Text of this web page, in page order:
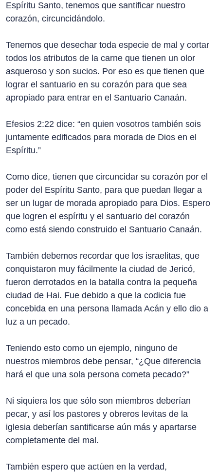
Espíritu Santo, tenemos que santificar nuestro
corazón, circuncidándolo.
Tenemos que desechar toda especie de mal y cortar
todos los atributos de la carne que tienen un olor
asqueroso y son sucios. Por eso es que tienen que
lograr el santuario en su corazón para que sea
apropiado para entrar en el Santuario Canaán.
Efesios 2:22 dice: “en quien vosotros también sois
juntamente edificados para morada de Dios en el
Espíritu.”
Como dice, tienen que circuncidar su corazón por el
poder del Espíritu Santo, para que puedan llegar a
ser un lugar de morada apropiado para Dios. Espero
que logren el espíritu y el santuario del corazón
como está siendo construido el Santuario Canaán.
También debemos recordar que los israelitas, que
conquistaron muy fácilmente la ciudad de Jericó,
fueron derrotados en la batalla contra la pequeña
ciudad de Hai. Fue debido a que la codicia fue
concebida en una persona llamada Acán y ello dio a
luz a un pecado.
Teniendo esto como un ejemplo, ninguno de
nuestros miembros debe pensar, “¿Que diferencia
hará el que una sola persona cometa pecado?”
Ni siquiera los que sólo son miembros deberían
pecar, y así los pastores y obreros levitas de la
iglesia deberían santificarse aún más y apartarse
completamente del mal.
También espero que actúen en la verdad,